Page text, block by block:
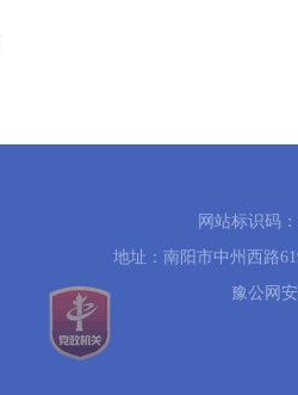
网站标识码
地址：南阳市中州西路
豫公网安